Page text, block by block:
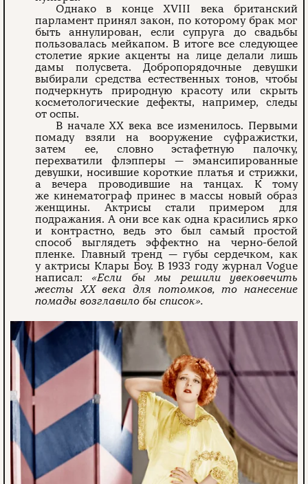
Однако в конце XVIII века британский
парламент принял закон, по которому брак мог
быть аннулирован, если супруга до свадьбы
пользовалась мейкапом. В итоге все следующее
столетие яркие акценты на лице делали лишь
дамы полусвета. Добропорядочные девушки
выбирали средства естественных тонов, чтобы
подчеркнуть природную красоту или скрыть
косметологические дефекты, например, следы
от оспы.
В начале XX века все изменилось. Первыми
помаду взяли на вооружение суфражистки,
затем ее, словно эстафетную палочку,
перехватили флэпперы — эмансипированные
девушки, носившие короткие платья и стрижки,
а вечера проводившие на танцах. К тому
же кинематограф принес в массы новый образ
женщины. Актрисы стали примером для
подражания. А они все как одна красились ярко
и контрастно, ведь это был самый простой
способ выглядеть эффектно на черно-белой
пленке. Главный тренд — губы сердечком, как
у актрисы Клары Боу. В 1933 году журнал Vogue
написал: «Если бы мы решили увековечить
жесты XX века для потомков, то нанесение
помады возглавило бы список».